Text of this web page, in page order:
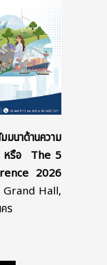
าด้านความ
5 หรือ The 5
2026
Hall,
ร